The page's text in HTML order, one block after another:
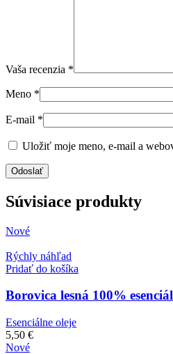
Vaša recenzia *
Meno *
E-mail *
Uložiť moje meno, e-mail a
Súvisiace produkty
Nové
Rýchly náhľad
Pridať do košíka
Borovica lesná 100%
Esenciálne oleje
5,50 €
Nové